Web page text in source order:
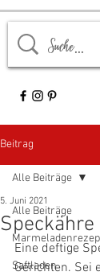
Beitrag
Alle Beiträge
Saftladen
Alle Beiträge
Speckähre
5. Juni 2021
Eine deftige
Gerichten. Sei